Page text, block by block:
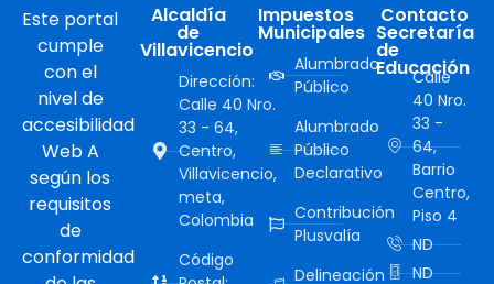
Este portal
cumple
con el
nivel de
accesibilidad
Web A
según los
requisitos
de
conformidad
Alcaldía
de
Villavicencio
Dirección:
Calle 40 Nro.
33 - 64,
Centro,
Villavicencio,
meta,
Colombia
Código
Impuestos
Municipales
Alumbrado
Público
Alumbrado
Público
Declarativo
Contribución
Plusvalía
Delineación
Contacto
Secretaría
de
Educación
Calle
40 Nro.
33 -
64,
Barrio
Centro,
Piso 4
ND
ND